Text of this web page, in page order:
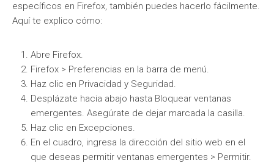
específicos en Firefox, también puedes hacerlo fácilmente.
Aquí te explico cómo:
Abre Firefox.
Firefox > Preferencias en la barra de menú.
Haz clic en Privacidad y Seguridad.
Desplázate hacia abajo hasta Bloquear ventanas
emergentes. Asegúrate de dejar marcada la casilla.
Haz clic en Excepciones.
En el cuadro, ingresa la dirección del sitio web en el
que deseas permitir ventanas emergentes > Permitir.